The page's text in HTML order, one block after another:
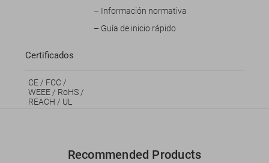
– Información normativa
– Guía de inicio rápido
Certificados
CE / FCC /
WEEE / RoHS /
REACH / UL
Recommended Products